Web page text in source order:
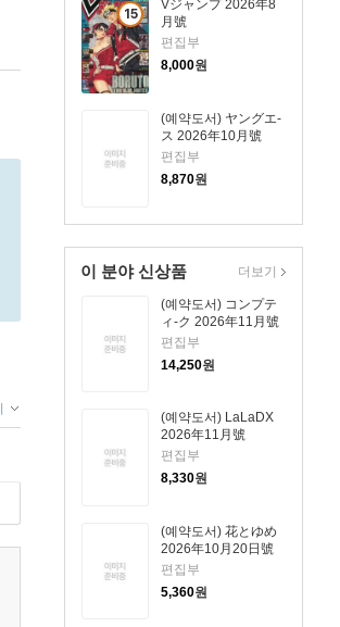
15
세
이
상
Vジャンプ 2026年8
月號
편집부
8,000원
(예약도서) ヤングエ-
ス 2026年10月號
편집부
8,870원
이 분야 신상품
(예약도서) コンプテ
ィ-ク 2026年11月號
편집부
14,250원
(예약도서) LaLaDX
2026年11月號
편집부
8,330원
(예약도서) 花とゆめ
2026年10月20日號
편집부
5,360원
더보기